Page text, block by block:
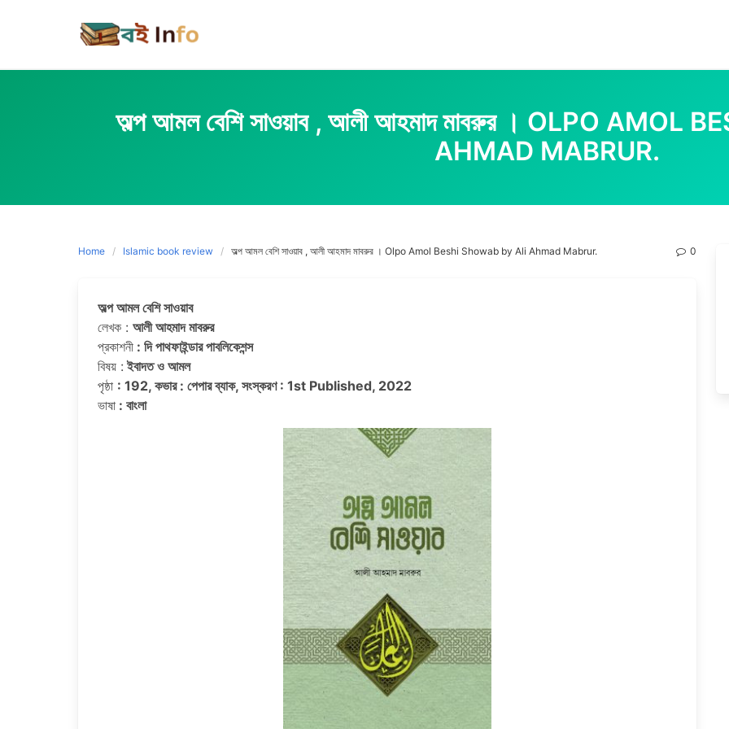
অল্প আমল বেশি সাওয়াব , আলী আহমাদ মাবরুর । OLPO AMOL
AHMAD MABRUR.
Home Islamic book review অল্প আমল বেশি সাওয়াব , আলী আহমাদ মাবরুর । Olpo Amol Beshi Showab by Ali Ahmad Mabrur. 0
অল্প আমল বেশি সাওয়াব
লেখক : আলী আহমাদ মাবরুর
প্রকাশনী : দি পাথফাইন্ডার পাবলিকেশন্স
বিষয় : ইবাদত ও আমল
পৃষ্ঠা : 192, কভার : পেপার ব্যাক, সংস্করণ : 1st Published, 2022
ভাষা : বাংলা